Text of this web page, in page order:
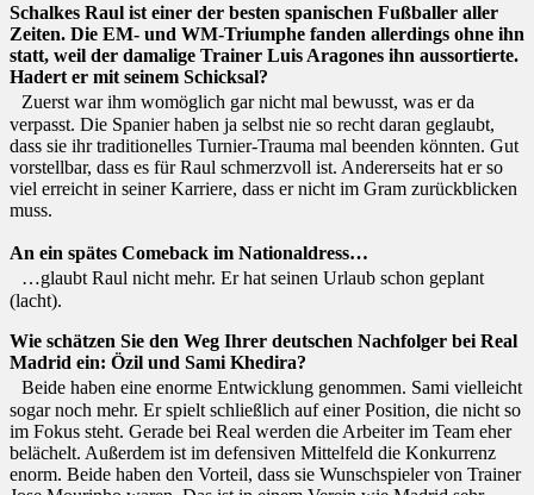
Schalkes Raul ist einer der besten spanischen Fußballer aller
Zeiten. Die EM- und WM-Triumphe fanden allerdings ohne ihn
statt, weil der damalige Trainer Luis Aragones ihn aussortierte.
Hadert er mit seinem Schicksal?
Zuerst war ihm womöglich gar nicht mal bewusst, was er da
verpasst. Die Spanier haben ja selbst nie so recht daran geglaubt,
dass sie ihr traditionelles Turnier-Trauma mal beenden könnten. Gut
vorstellbar, dass es für Raul schmerzvoll ist. Andererseits hat er so
viel erreicht in seiner Karriere, dass er nicht im Gram zurückblicken
muss.
An ein spätes Comeback im Nationaldress…
…glaubt Raul nicht mehr. Er hat seinen Urlaub schon geplant
(lacht).
Wie schätzen Sie den Weg Ihrer deutschen Nachfolger bei Real
Madrid ein: Özil und Sami Khedira?
Beide haben eine enorme Entwicklung genommen. Sami vielleicht
sogar noch mehr. Er spielt schließlich auf einer Position, die nicht so
im Fokus steht. Gerade bei Real werden die Arbeiter im Team eher
belächelt. Außerdem ist im defensiven Mittelfeld die Konkurrenz
enorm. Beide haben den Vorteil, dass sie Wunschspieler von Trainer